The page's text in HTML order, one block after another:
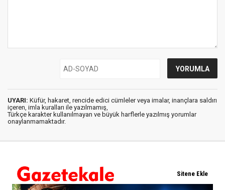
UYARI: Küfür, hakaret, rencide edici cümleler veya imalar, inançlara saldırı
içeren, imla kuralları ile yazılmamış,
Türkçe karakter kullanılmayan ve büyük harflerle yazılmış yorumlar
onaylanmamaktadır.